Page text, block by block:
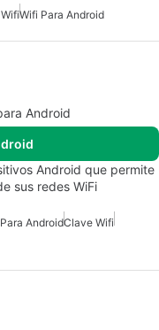
Wifi Para Android
Android
Android que permite
sus redes WiFi
AndroidClave Wifi